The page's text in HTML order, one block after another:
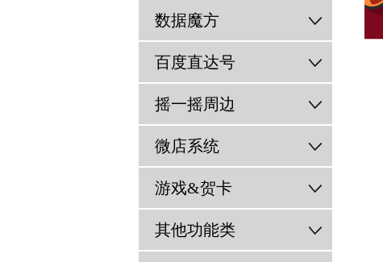
数据魔方
百度直达号
摇一摇周边
微店系统
游戏&贺卡
其他功能类